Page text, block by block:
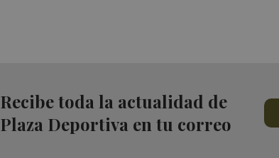
Recibe toda la actualidad de
Plaza Deportiva en tu correo